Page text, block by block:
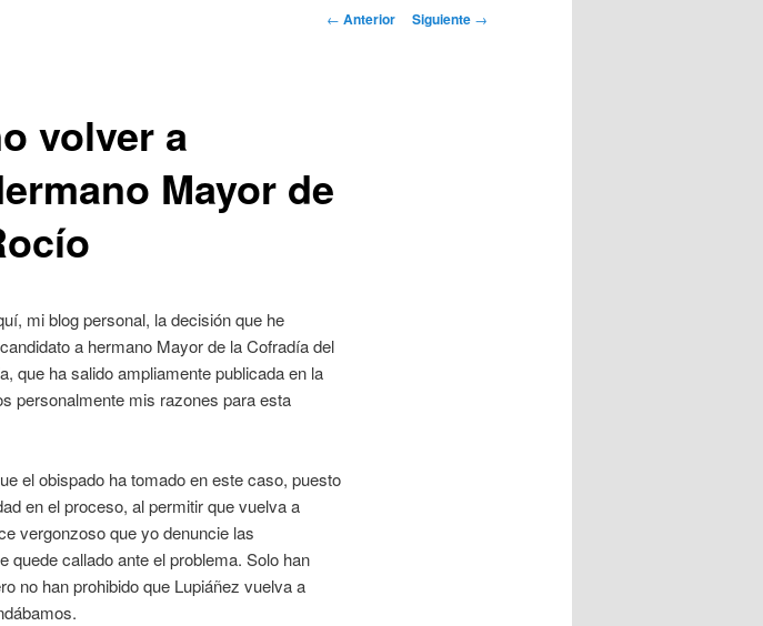
Navegación
← Anterior Siguiente →
volver a
Mayor de
mi blog personal, la decisión que he
a hermano Mayor de la Cofradía del
que ha salido ampliamente publicada en la
personalmente mis razones para esta
el obispado ha tomado en este caso, puesto
en el proceso, al permitir que vuelva a
vergonzoso que yo denuncie las
quede callado ante el problema. Solo han
no han prohibido que Lupiáñez vuelva a